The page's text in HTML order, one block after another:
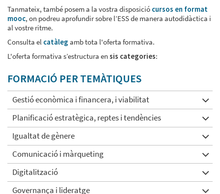
Tanmateix, també posem a la vostra disposició cursos en format
mooc, on podreu aprofundir sobre l’ESS de manera autodidàctica i
al vostre ritme.
Consulta el catàleg amb tota l'oferta formativa.
L'oferta formativa s’estructura en sis categories:
FORMACIÓ PER TEMÀTIQUES
Gestió econòmica i financera, i viabilitat
Planificació estratègica, reptes i tendències
Igualtat de gènere
Comunicació i màrqueting
Digitalització
Governança i lideratge